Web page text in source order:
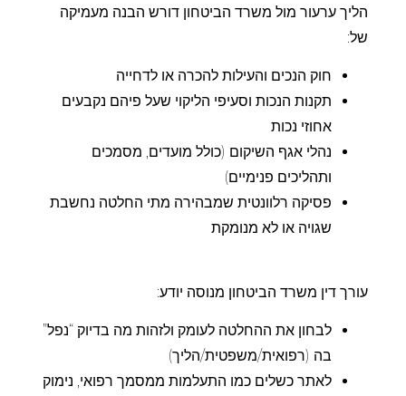
הליך ערעור מול משרד הביטחון דורש הבנה מעמיקה
של:
חוק הנכים והעילות להכרה או לדחייה
תקנות הנכות וסעיפי הליקוי שעל פיהם נקבעים
אחוזי נכות
נהלי אגף השיקום (כולל מועדים, מסמכים
ותהליכים פנימיים)
פסיקה רלוונטית שמבהירה מתי החלטה נחשבת
שגויה או לא מנומקת
עורך דין משרד הביטחון מנוסה יודע:
לבחון את ההחלטה לעומק ולזהות מה בדיוק “נפל”
בה (רפואית/משפטית/הליך)
לאתר כשלים כמו התעלמות ממסמך רפואי, נימוק